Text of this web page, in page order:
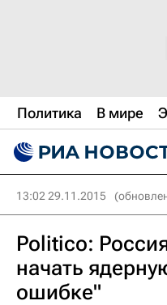
Политика В мире
13:02 29.11.2015
Politico:
начать
ошибке"